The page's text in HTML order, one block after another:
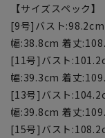
【サイズスペック】
[9号]バスト
幅:38.8cm 着丈
[11号]バスト
幅:39.3cm 着丈
[13号]バスト
幅:39.8cm 着丈
[15号]バスト